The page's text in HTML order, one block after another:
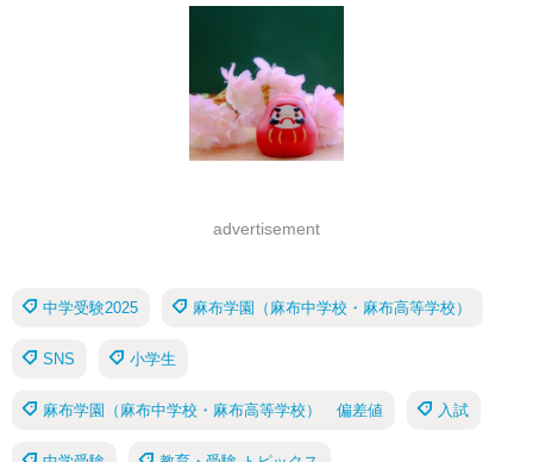
advertisement
中学受験2025 麻布学園（麻布中学校・麻布高等学校）
SNS 小学生
麻布学園（麻布中学校・麻布高等学校） 偏差値 入試